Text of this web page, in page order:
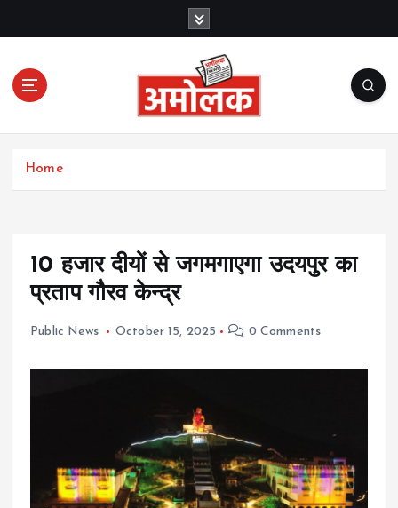
c
Amolak News
Home
10 हजार दीयों से जगमगाएगा उदयपुर का
प्रताप गौरव केन्द्र
Public News October 15, 2025 0 Comments